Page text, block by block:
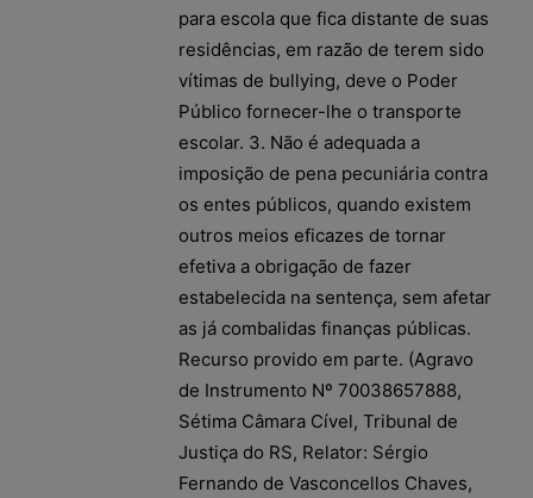
para escola que fica distante de suas
residências, em razão de terem sido
vítimas de bullying, deve o Poder
Público fornecer-lhe o transporte
escolar. 3. Não é adequada a
imposição de pena pecuniária contra
os entes públicos, quando existem
outros meios eficazes de tornar
efetiva a obrigação de fazer
estabelecida na sentença, sem afetar
as já combalidas finanças públicas.
Recurso provido em parte. (Agravo
de Instrumento Nº 70038657888,
Sétima Câmara Cível, Tribunal de
Justiça do RS, Relator: Sérgio
Fernando de Vasconcellos Chaves,